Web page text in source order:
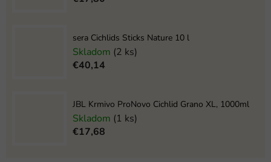
sera Cichlids Sticks Nature 10 l
Skladom (2 ks)
€40,14
JBL Krmivo ProNovo Cichlid Grano XL, 1000ml
Skladom (1 ks)
€17,68